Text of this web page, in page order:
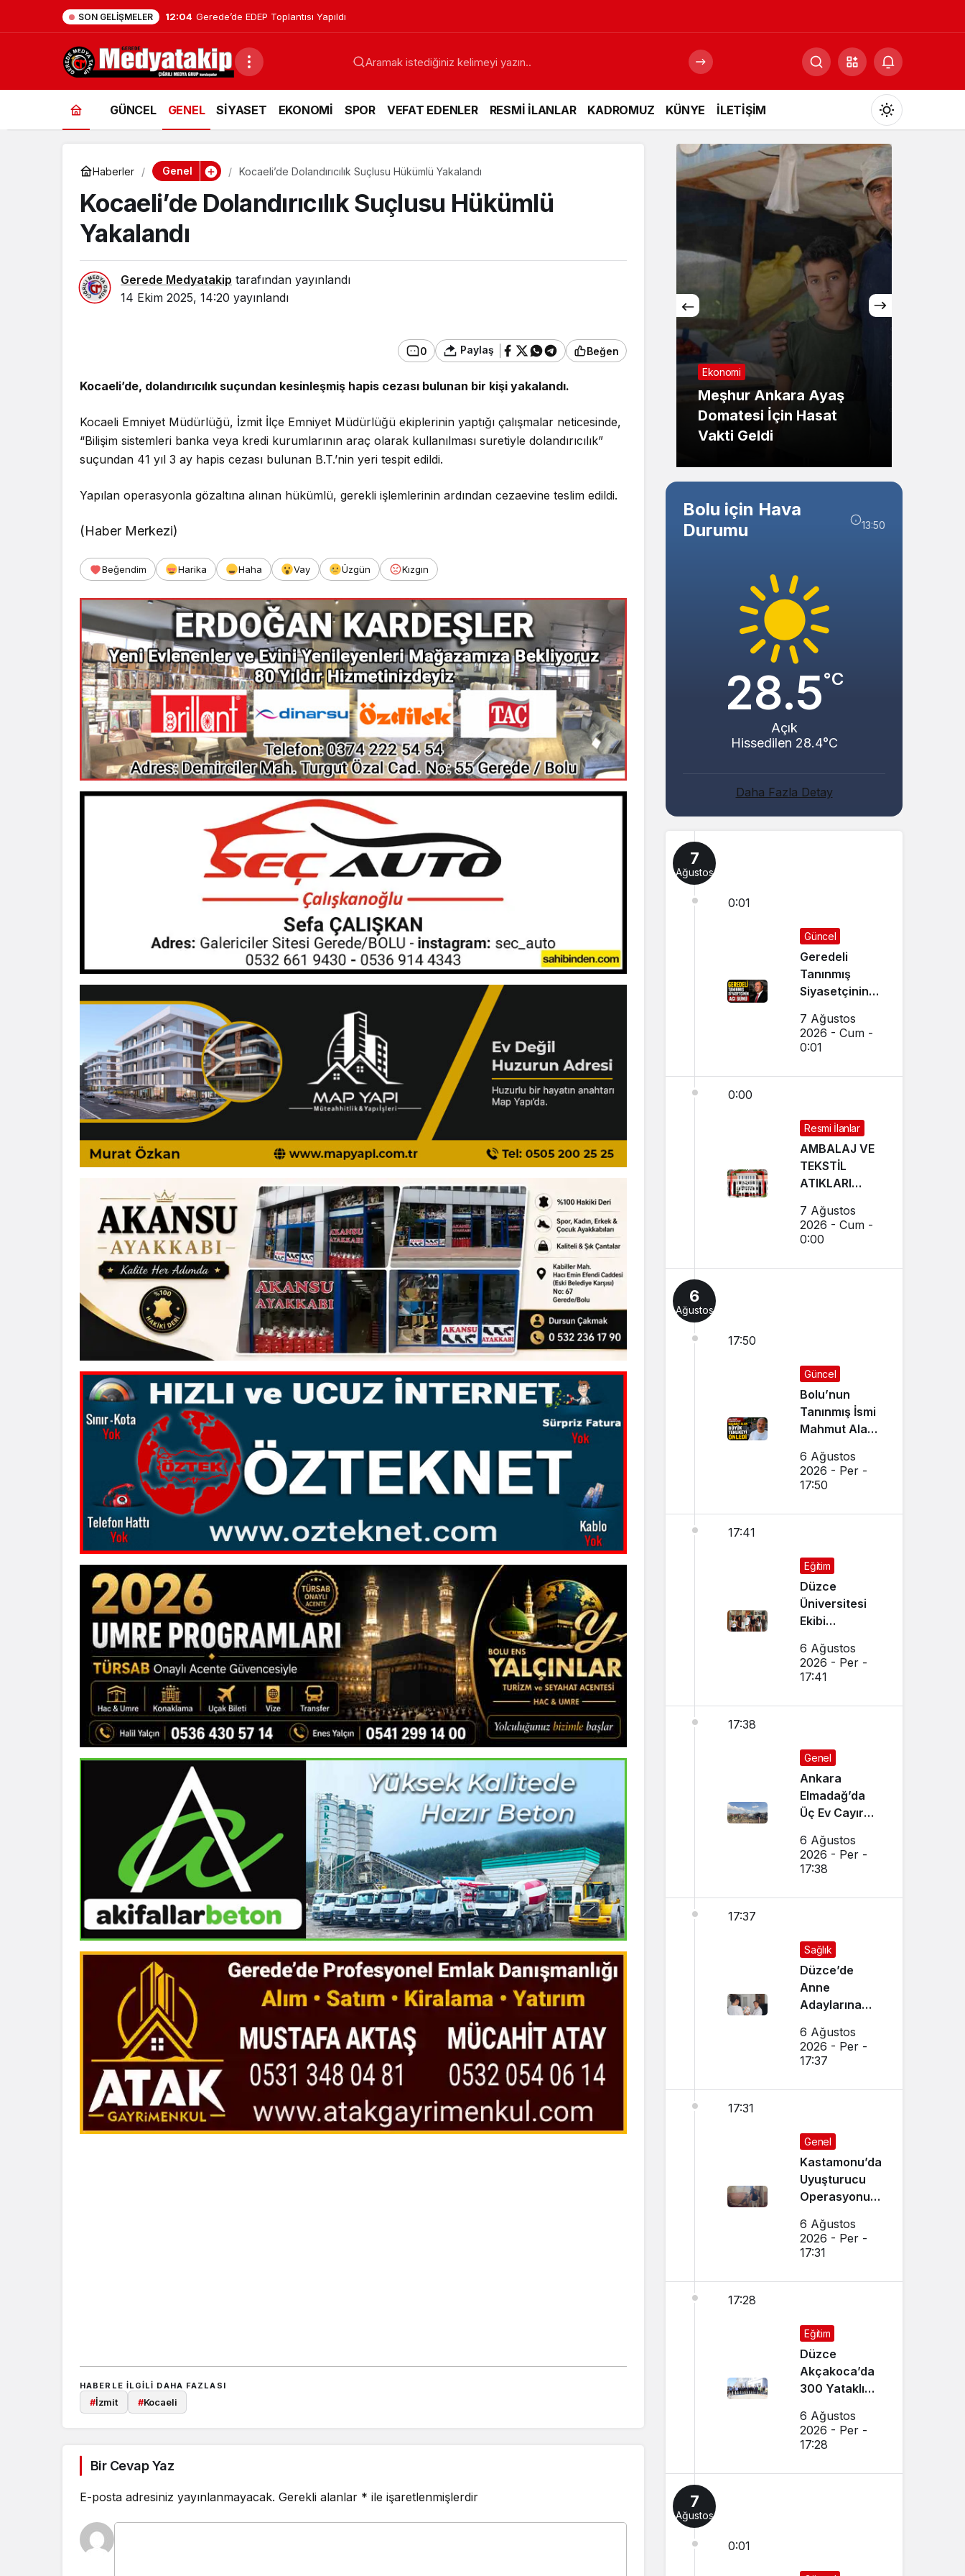
SON GELIŞMELER 12:04 Gerede’de EDEP Toplantısı Yapıldı
GÜNCEL GENEL SİYASET EKONOMİ SPOR VEFAT EDENLER RESMİ İLANLAR KADROMUZ KÜNYE İLETİŞİM
Mod
değiştir
Gündüz Modu
Gece Modu
Gece modunu seçin.
Sistem Modu
Sistem modunu seçin.
Haberler Genel Kocaeli’de Dolandırıcılık Suçlusu Hükümlü Yakalandı
Kocaeli’de Dolandırıcılık Suçlusu Hükümlü
Yakalandı
Gerede Medyatakip tarafından yayınlandı
14 Ekim 2025, 14:20 yayınlandı
0 Paylaş Beğen
Kocaeli’de, dolandırıcılık suçundan kesinleşmiş hapis cezası bulunan bir kişi yakalandı.
Kocaeli Emniyet Müdürlüğü, İzmit İlçe Emniyet Müdürlüğü ekiplerinin yaptığı çalışmalar neticesinde,
“Bilişim sistemleri banka veya kredi kurumlarının araç olarak kullanılması suretiyle dolandırıcılık”
suçundan 41 yıl 3 ay hapis cezası bulunan B.T.’nin yeri tespit edildi.
Yapılan operasyonla gözaltına alınan hükümlü, gerekli işlemlerinin ardından cezaevine teslim edildi.
(Haber Merkezi)
Beğendim Harika Haha Vay Üzgün Kızgın
HABERLE ILGILI DAHA FAZLASI
#İzmit #Kocaeli
Bir Cevap Yaz
E-posta adresiniz yayınlanmayacak. Gerekli alanlar * ile işaretlenmişlerdir
Bolu’da Dumanı Görenler
Yangın Sandı, Ekipler
Seferber Oldu
Güncel
Gerede’de EDEP
Toplantısı Yapıldı
Ekonomi
Meşhur Ankara Ayaş
Domatesi İçin Hasat
Vakti Geldi
Bolu için Hava
Durumu
13:50
28.5°C
Açık
Hissedilen 28.4°C
Daha Fazla Detay
7
Ağustos
0:01
Güncel
Geredeli
Tanınmış
Siyasetçinin
7 Ağustos
2026 - Cum -
0:01
0:00
Resmi İlanlar
AMBALAJ VE
TEKSTİL
ATIKLARI
İHALELERİ
(GEREDE
7 Ağustos
2026 - Cum -
0:00
6
Ağustos
17:50
Güncel
Bolu’nun
Tanınmış İsmi
Mahmut Alan
Tehlikeyi
Önledi
6 Ağustos
2026 - Per -
17:50
17:41
Eğitim
Düzce
Üniversitesi
Ekibi
Ses Verdi
6 Ağustos
2026 - Per -
17:41
17:38
Genel
Ankara
Elmadağ’da
Üç Ev Cayır
6 Ağustos
2026 - Per -
17:38
17:37
Sağlık
Düzce’de
Anne
Adaylarına
Ziyaretleri
Yapılıyor
6 Ağustos
2026 - Per -
17:37
17:31
Genel
Kastamonu’da
Uyuşturucu
Operasyonu:
6 Ağustos
2026 - Per -
17:31
17:28
Eğitim
Düzce
Akçakoca’da
300 Yataklı
İnşaatı Devam
Ediyor
6 Ağustos
2026 - Per -
17:28
7
Ağustos
0:01